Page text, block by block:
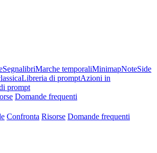
SegnalibriMarche temporaliMinimapNoteSide
Libreria di promptAzioni in
prompt
Domande frequenti
Confronta Risorse Domande frequenti